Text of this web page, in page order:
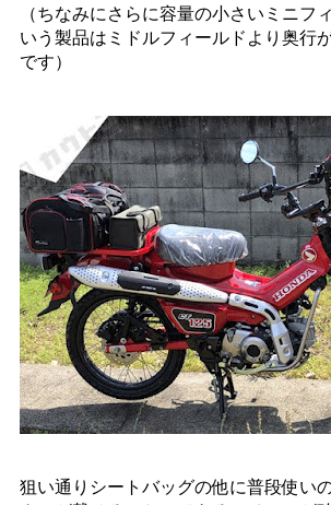
（ちなみにさらに容量の小さいミニフ
いう製品はミドルフィールドより奥行
です）
狙い通りシートバッグの他に普段使い